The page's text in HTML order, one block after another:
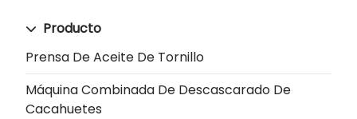
Producto
Prensa De Aceite De Tornillo
Máquina Combinada De Descascarado De
Cacahuetes